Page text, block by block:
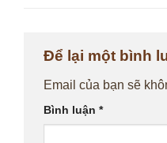
Để lại một bình
Email của bạn sẽ
Bình luận *